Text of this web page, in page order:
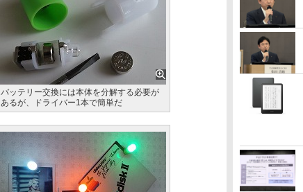
バッテリー交換には本体を分解する必要が
あるが、ドライバー1本で簡単だ